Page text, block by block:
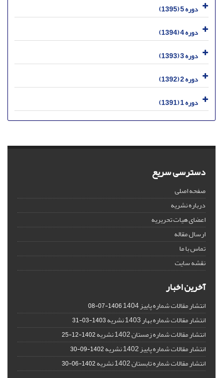
دوره 5 (1395)
دوره 4 (1394)
دوره 3 (1393)
دوره 2 (1392)
دوره 1 (1391)
دسترسی سریع
صفحه اصلی
درباره نشریه
اعضای هیات تحریریه
ارسال مقاله
تماس با ما
نقشه سایت
آخرین اخبار
انتشار مقالات شماره پاییز 1404 1406-07-08
انتشار مقالات شماره بهار 1403 نشریه 1403-03-31
انتشار مقالات شماره زمستان 1402 نشریه 1402-12-25
انتشار مقالات شماره پاییز 1402 نشریه 1402-09-30
انتشار مقالات شماره تابستان 1402 نشریه 1402-06-30